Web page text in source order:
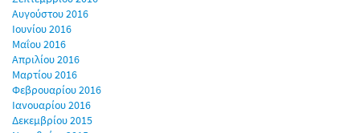
Αυγούστου 2016
Ιουνίου 2016
Μαΐου 2016
Απριλίου 2016
Μαρτίου 2016
Φεβρουαρίου 2016
Ιανουαρίου 2016
Δεκεμβρίου 2015